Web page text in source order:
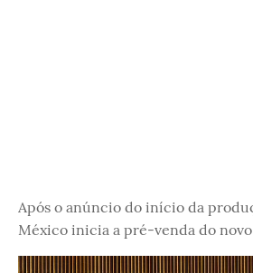
Após o anúncio do início da
México inicia a pré-venda do novo